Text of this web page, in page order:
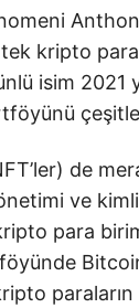
tek kripto
isim 2021
de
ve
para